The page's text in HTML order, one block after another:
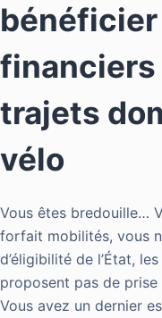
bénéficier
financiers
trajets
vélo
Vous êtes bredouille…
forfait mobilités, vous
d’éligibilité de l’État,
proposent pas de
Vous avez un dernier